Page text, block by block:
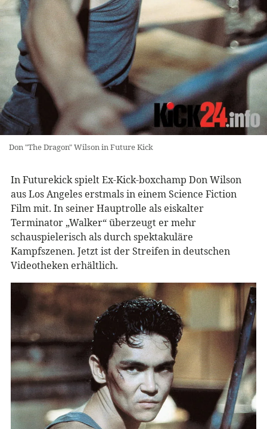
Don "The Dragon" Wilson in Future Kick
In Futurekick spielt Ex-Kick-boxchamp Don Wilson
aus Los Angeles erstmals in einem Science Fiction
Film mit. In seiner Hauptrolle als eiskalter
Terminator „Walker“ überzeugt er mehr
schauspielerisch als durch spektakuläre
Kampfszenen. Jetzt ist der Streifen in deutschen
Videotheken erhältlich.